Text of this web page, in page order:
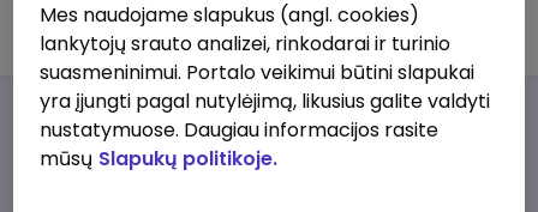
CWT Lithuania, UAB
Darbo pasiūlymaiApie musPrivalumai
Mes naudojame slapukus (angl. cookies)
lankytojų srauto analizei, rinkodarai ir turinio
suasmeninimui. Portalo veikimui būtini slapukai
yra įjungti pagal nutylėjimą, likusius galite valdyti
nustatymuose. Daugiau informacijos rasite
mūsų Slapukų politikoje.